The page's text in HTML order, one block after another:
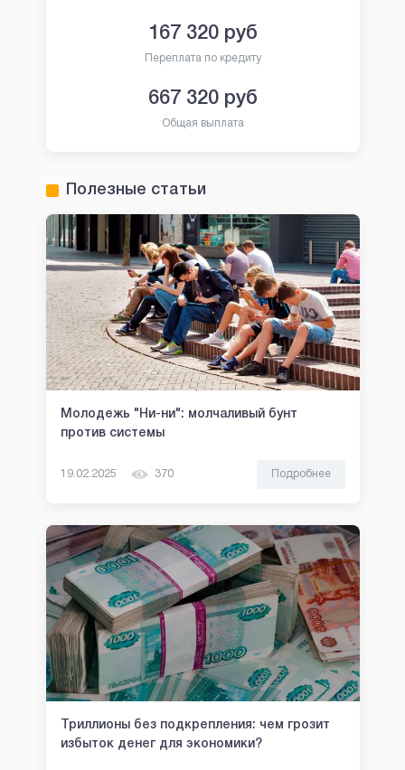
167 320руб
Переплата по кредиту
667 320руб
Общая выплата
Полезные статьи
Молодежь "Ни-ни": молчаливый бунт
против системы
19.02.2025 370 Подробнее
Триллионы без подкрепления: чем грозит
избыток денег для экономики?